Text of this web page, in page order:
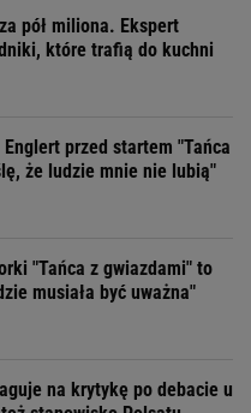
pół miliona. Ekspert
które trafią do kuchni
przed startem "Tańca
że ludzie mnie nie lubią"
"Tańca z gwiazdami" to
musiała być uważna"
na krytykę po debacie u